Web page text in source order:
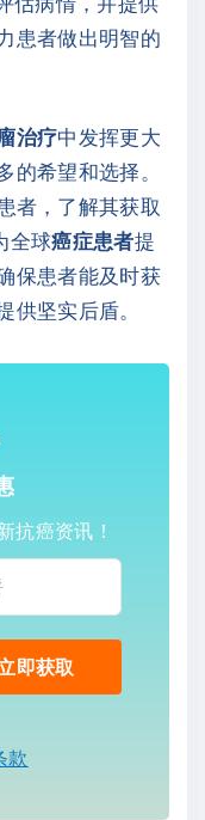
患者做出明智的
治疗中发挥更大
的希望和选择。
者，了解其获取
全球癌症患者提
保患者能及时获
供坚实后盾。
抗癌资讯！
款